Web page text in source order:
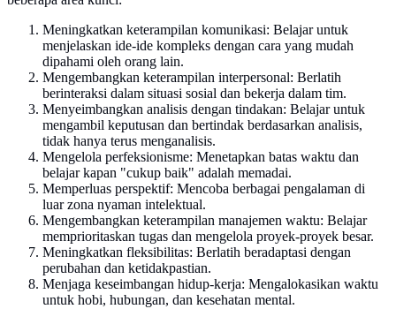
Meningkatkan keterampilan komunikasi: Belajar untuk
menjelaskan ide-ide kompleks dengan cara yang mudah
dipahami oleh orang lain.
Mengembangkan keterampilan interpersonal: Berlatih
berinteraksi dalam situasi sosial dan bekerja dalam tim.
Menyeimbangkan analisis dengan tindakan: Belajar untuk
mengambil keputusan dan bertindak berdasarkan analisis,
tidak hanya terus menganalisis.
Mengelola perfeksionisme: Menetapkan batas waktu dan
belajar kapan "cukup baik" adalah memadai.
Memperluas perspektif: Mencoba berbagai pengalaman di
luar zona nyaman intelektual.
Mengembangkan keterampilan manajemen waktu: Belajar
memprioritaskan tugas dan mengelola proyek-proyek besar.
Meningkatkan fleksibilitas: Berlatih beradaptasi dengan
perubahan dan ketidakpastian.
Menjaga keseimbangan hidup-kerja: Mengalokasikan waktu
untuk hobi, hubungan, dan kesehatan mental.